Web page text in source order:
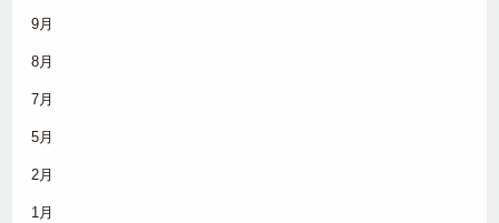
9月
8月
7月
5月
2月
1月